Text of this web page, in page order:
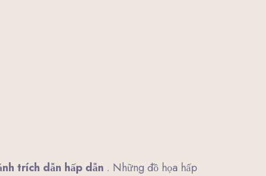
trích dẫn hấp dẫn . Những đồ họa hấp